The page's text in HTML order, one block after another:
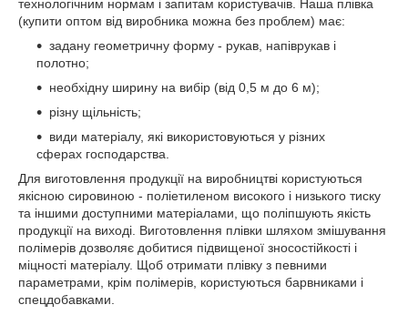
технологічним нормам і запитам користувачів. Наша плівка
(купити оптом від виробника можна без проблем) має:
задану геометричну форму - рукав, напіврукав і
полотно;
необхідну ширину на вибір (від 0,5 м до 6 м);
різну щільність;
види матеріалу, які використовуються у різних
сферах господарства.
Для виготовлення продукції на виробництві користуються
якісною сировиною - поліетиленом високого і низького тиску
та іншими доступними матеріалами, що поліпшують якість
продукції на виході. Виготовлення плівки шляхом змішування
полімерів дозволяє добитися підвищеної зносостійкості і
міцності матеріалу. Щоб отримати плівку з певними
параметрами, крім полімерів, користуються барвниками і
спецдобавками.